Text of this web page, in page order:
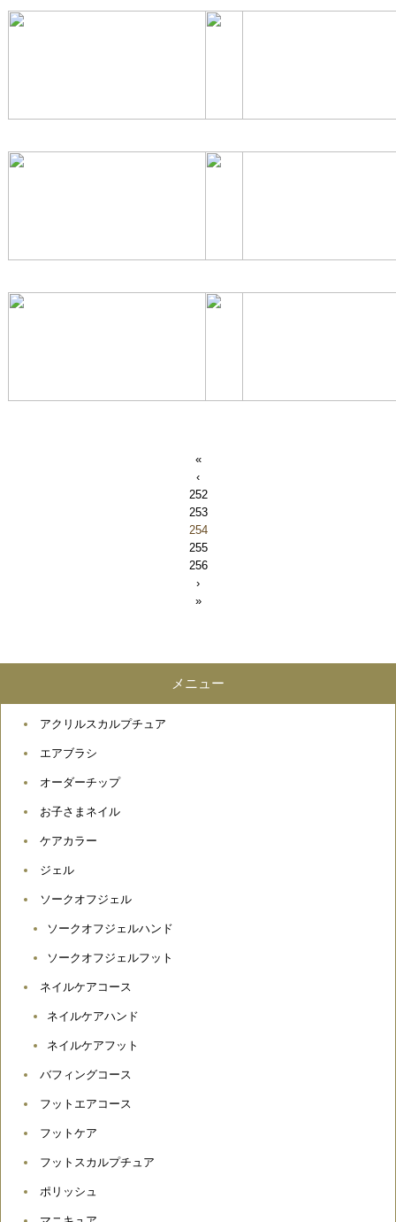
«
‹
252
253
254
255
256
›
»
メニュー
アクリルスカルプチュア
エアブラシ
オーダーチップ
お子さまネイル
ケアカラー
ジェル
ソークオフジェル
ソークオフジェルハンド
ソークオフジェルフット
ネイルケアコース
ネイルケアハンド
ネイルケアフット
バフィングコース
フットエアコース
フットケア
フットスカルプチュア
ポリッシュ